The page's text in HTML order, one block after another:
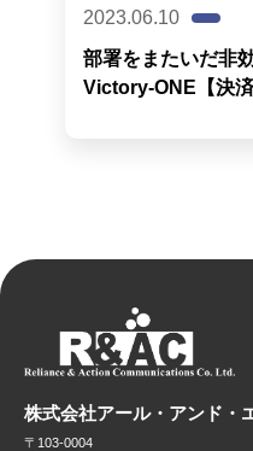
2023.06.10
部署をまたいだ非
Victory-ONE【決
株式会社アール・アンド・
〒103-0004